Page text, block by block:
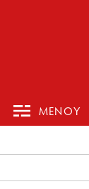
ΜΕΝΟΥ